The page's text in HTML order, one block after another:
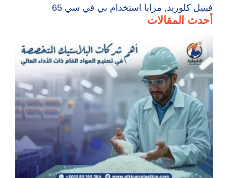
فينيل كلوريد, مزايا استخدام بي في سي 65
أحدث المقالات